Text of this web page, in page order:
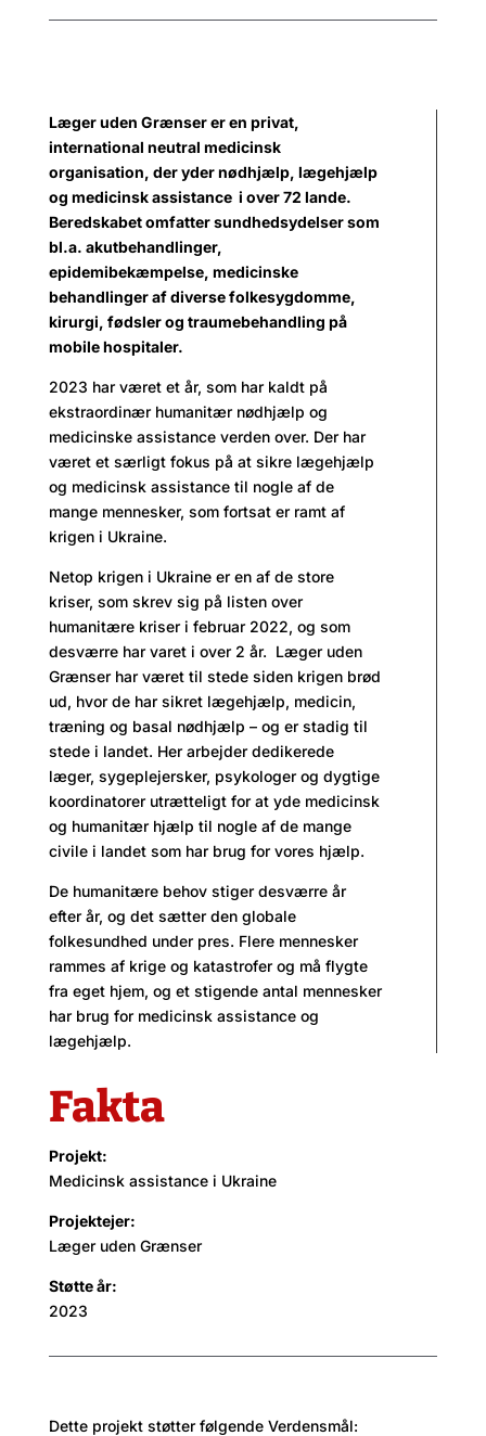
Læger uden Grænser er en privat,
international neutral medicinsk
organisation, der yder nødhjælp, lægehjælp
og medicinsk assistance i over 72 lande.
Beredskabet omfatter sundhedsydelser som
bl.a. akutbehandlinger,
epidemibekæmpelse, medicinske
behandlinger af diverse folkesygdomme,
kirurgi, fødsler og traumebehandling på
mobile hospitaler.
2023 har været et år, som har kaldt på
ekstraordinær humanitær nødhjælp og
medicinske assistance verden over. Der har
været et særligt fokus på at sikre lægehjælp
og medicinsk assistance til nogle af de
mange mennesker, som fortsat er ramt af
krigen i Ukraine.
Netop krigen i Ukraine er en af de store
kriser, som skrev sig på listen over
humanitære kriser i februar 2022, og som
desværre har varet i over 2 år. Læger uden
Grænser har været til stede siden krigen brød
ud, hvor de har sikret lægehjælp, medicin,
træning og basal nødhjælp – og er stadig til
stede i landet. Her arbejder dedikerede
læger, sygeplejersker, psykologer og dygtige
koordinatorer utrætteligt for at yde medicinsk
og humanitær hjælp til nogle af de mange
civile i landet som har brug for vores hjælp.
De humanitære behov stiger desværre år
efter år, og det sætter den globale
folkesundhed under pres. Flere mennesker
rammes af krige og katastrofer og må flygte
fra eget hjem, og et stigende antal mennesker
har brug for medicinsk assistance og
lægehjælp.
Fakta
Projekt:
Medicinsk assistance i Ukraine
Projektejer:
Læger uden Grænser
Støtte år:
2023
Dette projekt støtter følgende Verdensmål: